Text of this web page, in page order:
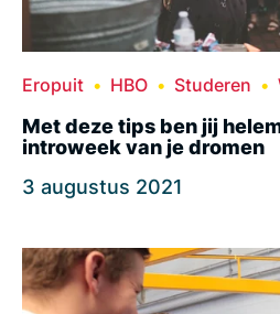
Eropuit HBO Studeren
Met deze tips ben jij
introweek van je dromen
3 augustus 2021